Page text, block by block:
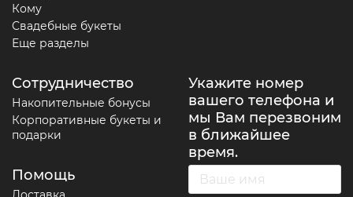
Кому
Свадебные букеты
Еще разделы
Сотрудничество
Накопительные бонусы
Корпоративные букеты и
подарки
Помощь
Укажите номер
вашего телефона и
мы Вам перезвоним
в ближайшее
время.